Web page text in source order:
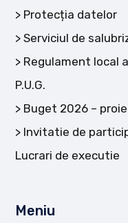
Protecția datelor
Serviciul de
Regulament local
P.U.G.
Buget 2026 –
Invitatie de
Lucrari de executie
Meniu